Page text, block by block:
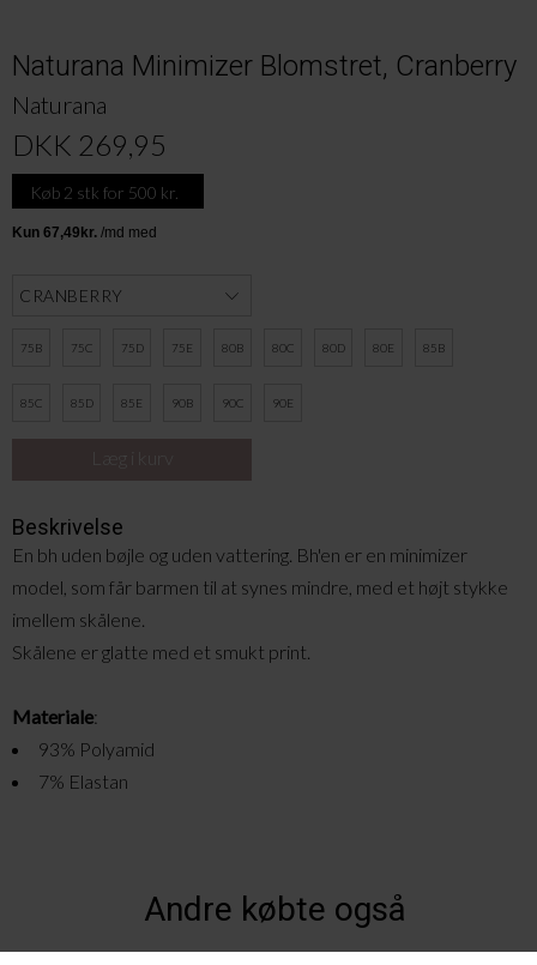
Naturana Minimizer Blomstret, Cranberry
Naturana
DKK 269,95
Køb 2 stk for 500 kr.
75B 75C 75D 75E 80B 80C 80D 80E 85B
85C 85D 85E 90B 90C 90E
Beskrivelse
En bh uden bøjle og uden vattering. Bh'en er en minimizer
model, som får barmen til at synes mindre, med et højt stykke
imellem skålene.
Skålene er glatte med et smukt print.
Materiale:
93% Polyamid
7% Elastan
Andre købte også